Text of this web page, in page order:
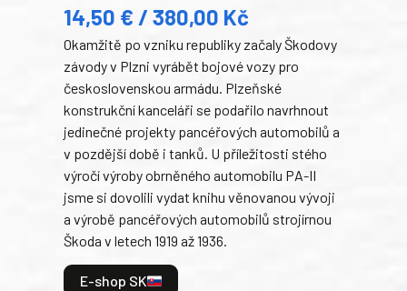
14,50 € / 380,00 Kč
Okamžitě po vzniku republiky začaly Škodovy
závody v Plzni vyrábět bojové vozy pro
československou armádu. Plzeňské
konstrukční kanceláři se podařilo navrhnout
jedinečné projekty pancéřových automobilů a
v pozdější době i tanků. U příležitosti stého
výročí výroby obrněného automobilu PA-II
jsme si dovolili vydat knihu věnovanou vývoji
a výrobě pancéřových automobilů strojírnou
Škoda v letech 1919 až 1936.
E-shop SK